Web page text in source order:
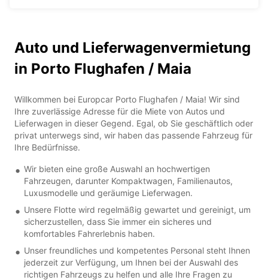
Auto und Lieferwagenvermietung
in Porto Flughafen / Maia
Willkommen bei Europcar Porto Flughafen / Maia! Wir sind
Ihre zuverlässige Adresse für die Miete von Autos und
Lieferwagen in dieser Gegend. Egal, ob Sie geschäftlich oder
privat unterwegs sind, wir haben das passende Fahrzeug für
Ihre Bedürfnisse.
Wir bieten eine große Auswahl an hochwertigen
Fahrzeugen, darunter Kompaktwagen, Familienautos,
Luxusmodelle und geräumige Lieferwagen.
Unsere Flotte wird regelmäßig gewartet und gereinigt, um
sicherzustellen, dass Sie immer ein sicheres und
komfortables Fahrerlebnis haben.
Unser freundliches und kompetentes Personal steht Ihnen
jederzeit zur Verfügung, um Ihnen bei der Auswahl des
richtigen Fahrzeugs zu helfen und alle Ihre Fragen zu